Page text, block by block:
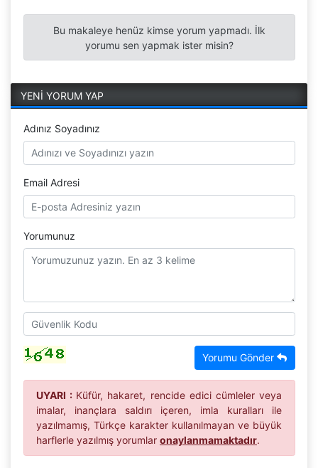
Bu makaleye henüz kimse yorum yapmadı. İlk
yorumu sen yapmak ister misin?
YENİ YORUM YAP
Adınız Soyadınız
Email Adresi
Yorumunuz
Yorumu Gönder
UYARI : Küfür, hakaret, rencide edici cümleler veya
imalar, inançlara saldırı içeren, imla kuralları ile
yazılmamış, Türkçe karakter kullanılmayan ve büyük
harflerle yazılmış yorumlar onaylanmamaktadır.